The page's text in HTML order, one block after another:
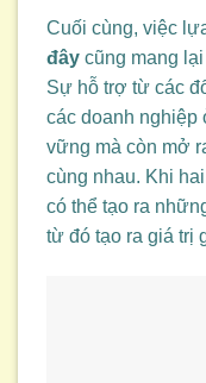
Cuối cùng, việc
đây cũng mang
Sự hỗ trợ từ các
các doanh nghiệp
vững mà còn mở
cùng nhau. Khi
có thể tạo ra
từ đó tạo ra giá trị